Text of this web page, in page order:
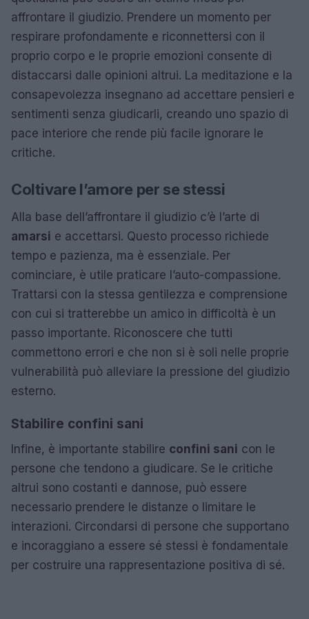
affrontare il giudizio. Prendere un momento per
respirare profondamente e riconnettersi con il
proprio corpo e le proprie emozioni consente di
distaccarsi dalle opinioni altrui. La meditazione e la
consapevolezza insegnano ad accettare pensieri e
sentimenti senza giudicarli, creando uno spazio di
pace interiore che rende più facile ignorare le
critiche.
Coltivare l’amore per se stessi
Alla base dell’affrontare il giudizio c’è l’arte di
amarsi e accettarsi. Questo processo richiede
tempo e pazienza, ma è essenziale. Per
cominciare, è utile praticare l’auto-compassione.
Trattarsi con la stessa gentilezza e comprensione
con cui si tratterebbe un amico in difficoltà è un
passo importante. Riconoscere che tutti
commettono errori e che non si è soli nelle proprie
vulnerabilità può alleviare la pressione del giudizio
esterno.
Stabilire confini sani
Infine, è importante stabilire confini sani con le
persone che tendono a giudicare. Se le critiche
altrui sono costanti e dannose, può essere
necessario prendere le distanze o limitare le
interazioni. Circondarsi di persone che supportano
e incoraggiano a essere sé stessi è fondamentale
per costruire una rappresentazione positiva di sé.